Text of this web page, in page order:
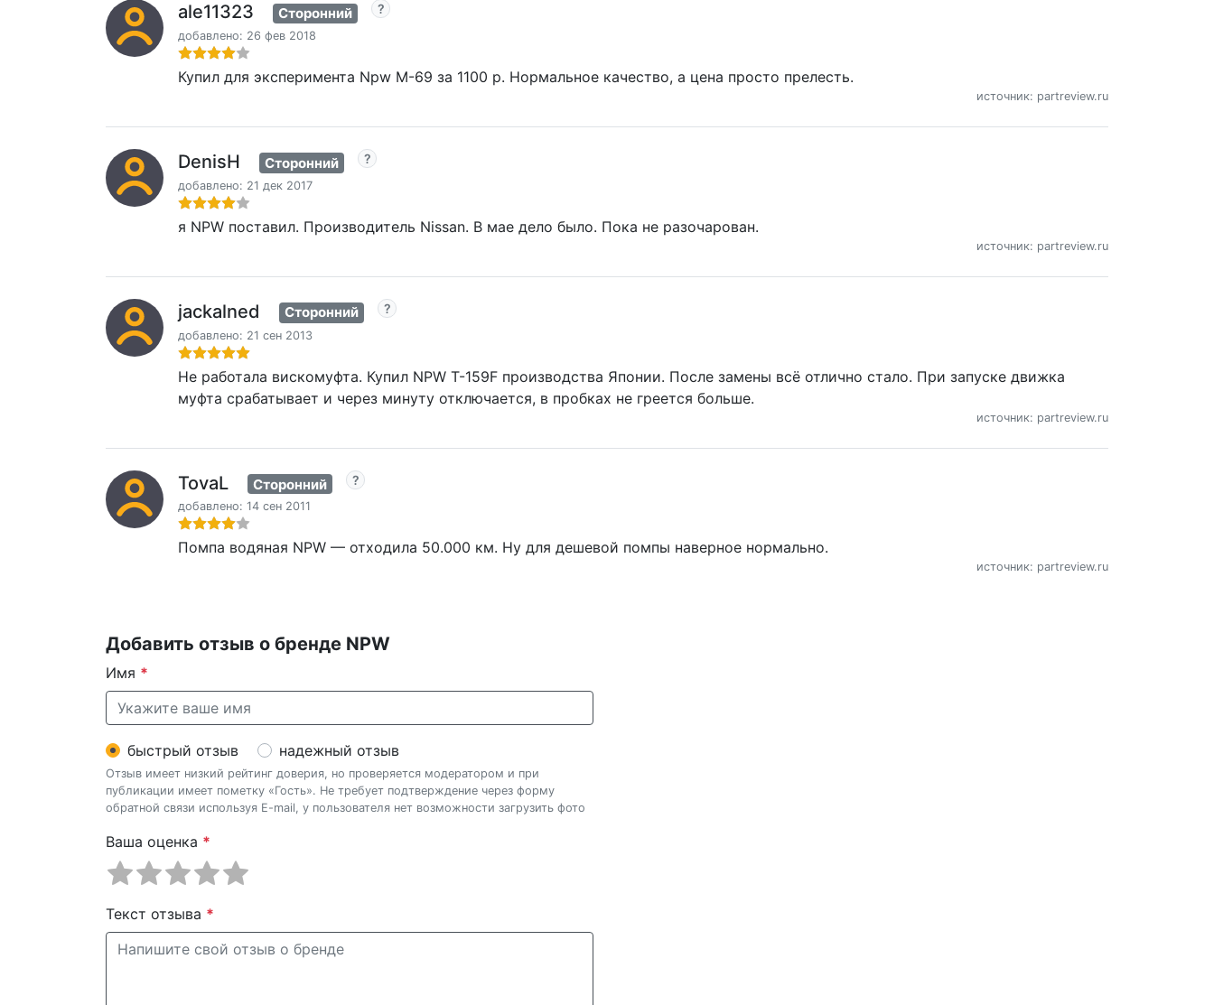
ale11323 Сторонний
добавлено: 26 фев 2018
Купил для эксперимента Npw M-69 за 1100 р. Нормальное качество, а цена просто прелесть.
источник: partreview.ru
DenisH Сторонний
добавлено: 21 дек 2017
я NPW поставил. Производитель Nissan. В мае дело было. Пока не разочарован.
источник: partreview.ru
jackalned Сторонний
добавлено: 21 сен 2013
Не работала вискомуфта. Купил NPW T-159F производства Японии. После замены всё отлично стало. При запуске движка
муфта срабатывает и через минуту отключается, в пробках не греется больше.
источник: partreview.ru
TovaL Сторонний
добавлено: 14 сен 2011
Помпа водяная NPW — отходила 50.000 км. Ну для дешевой помпы наверное нормально.
источник: partreview.ru
Добавить отзыв о бренде NPW
Имя *
быстрый отзыв надежный отзыв
Отзыв имеет низкий рейтинг доверия, но проверяется модератором и при
публикации имеет пометку «Гость». Не требует подтверждение через форму
обратной связи используя E-mail, у пользователя нет возможности загрузить фото
Ваша оценка *
Текст отзыва *